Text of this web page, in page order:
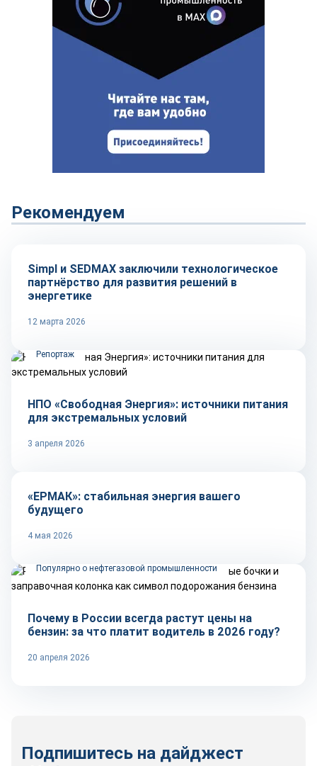
Рекомендуем
Технологии
Simpl и SEDMAX заключили технологическое
партнёрство для развития решений в
энергетике
12 марта 2026
Репортаж
НПО «Свободная Энергия»: источники питания
для экстремальных условий
3 апреля 2026
Репортаж
«ЕРМАК»: стабильная энергия вашего
будущего
4 мая 2026
Популярно о нефтегазовой промышленности
Почему в России всегда растут цены на
бензин: за что платит водитель в 2026 году?
20 апреля 2026
Подпишитесь на дайджест